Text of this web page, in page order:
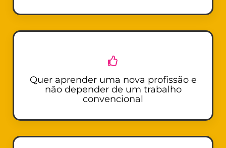
Quer aprender uma nova profissão e
não depender de um trabalho
convencional